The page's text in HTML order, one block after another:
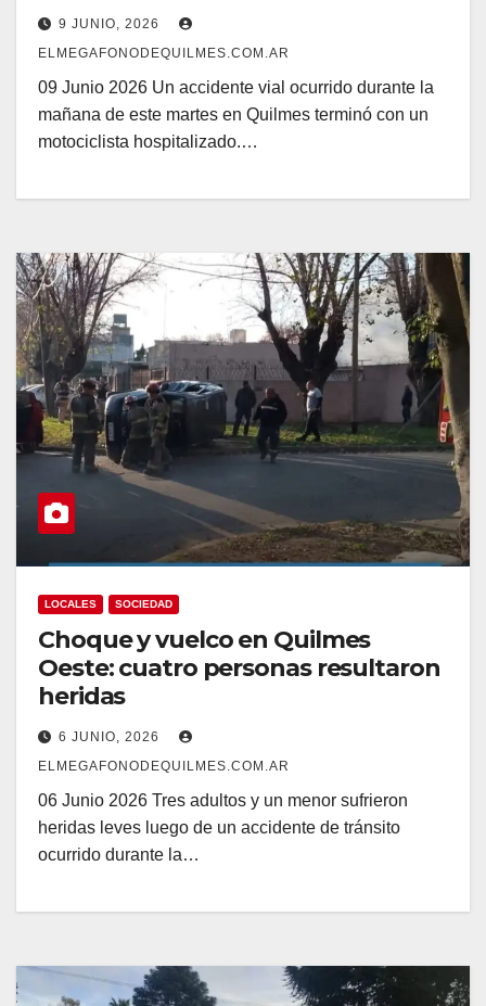
9 JUNIO, 2026
ELMEGAFONODEQUILMES.COM.AR
09 Junio 2026 Un accidente vial ocurrido durante la
mañana de este martes en Quilmes terminó con un
motociclista hospitalizado.…
LOCALES SOCIEDAD
Choque y vuelco en Quilmes
Oeste: cuatro personas resultaron
heridas
6 JUNIO, 2026
ELMEGAFONODEQUILMES.COM.AR
06 Junio 2026 Tres adultos y un menor sufrieron
heridas leves luego de un accidente de tránsito
ocurrido durante la…